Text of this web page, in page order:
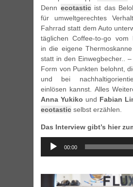
Denn ecotasticist das
für umweltgerechtes
Fahrrad statt dem Auto
täglichen Coffee-to-go vom
in die eigene
statt in den Einwegbecher..
Form von Punkten belohnt,
und bei
einlösen kannst. Alles
Anna Yukiko und Fabian
ecotastic selbst erzählen.
Das Interview gibt’s hier
Audio
Player
00:00